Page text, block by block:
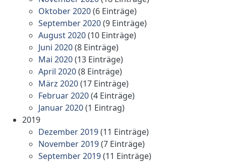
Oktober 2020(6 Einträge)
September 2020(9 Einträge)
August 2020(10 Einträge)
Juni 2020(8 Einträge)
Mai 2020(13 Einträge)
April 2020(8 Einträge)
März 2020(17 Einträge)
Februar 2020(4 Einträge)
Januar 2020(1 Eintrag)
2019
Dezember 2019(11 Einträge)
November 2019(7 Einträge)
September 2019(11 Einträge)